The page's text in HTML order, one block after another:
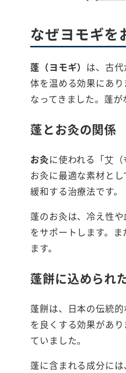
なぜヨモギを
蓬（ヨモギ） は、古
体を温める効果にあ
なってきました。蓬
蓬とお灸の関係
お灸に使われる「艾
お灸に最適な素材と
緩和する治療法です。
蓬のお灸は、冷え性
をサポートします。
ます。
蓬餅に込められ
蓬餅は、日本の伝統
を良くする効果があ
ていました。
蓬に含まれる成分に